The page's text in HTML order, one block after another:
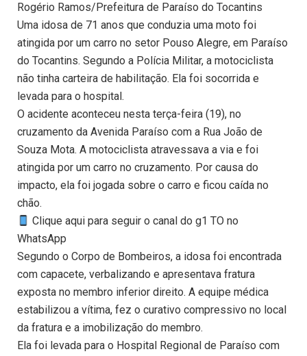
Rogério Ramos/Prefeitura de Paraíso do Tocantins
Uma idosa de 71 anos que conduzia uma moto foi
atingida por um carro no setor Pouso Alegre, em Paraíso
do Tocantins. Segundo a Polícia Militar, a motociclista
não tinha carteira de habilitação. Ela foi socorrida e
levada para o hospital.
O acidente aconteceu nesta terça-feira (19), no
cruzamento da Avenida Paraíso com a Rua João de
Souza Mota. A motociclista atravessava a via e foi
atingida por um carro no cruzamento. Por causa do
impacto, ela foi jogada sobre o carro e ficou caída no
chão.
Clique aqui para seguir o canal do g1 TO no
WhatsApp
Segundo o Corpo de Bombeiros, a idosa foi encontrada
com capacete, verbalizando e apresentava fratura
exposta no membro inferior direito. A equipe médica
estabilizou a vítima, fez o curativo compressivo no local
da fratura e a imobilização do membro.
Ela foi levada para o Hospital Regional de Paraíso com